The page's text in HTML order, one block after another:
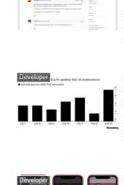
Developer
Developer